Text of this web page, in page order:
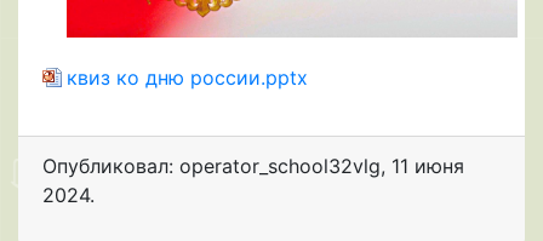
квиз ко дню россии.pptx
Опубликовал: operator_school32vlg, 11 июня
2024.